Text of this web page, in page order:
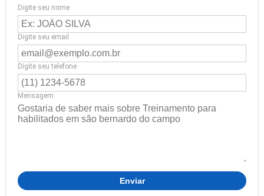
Digite seu nome
Digite seu email
Digite seu telefone
Mensagem